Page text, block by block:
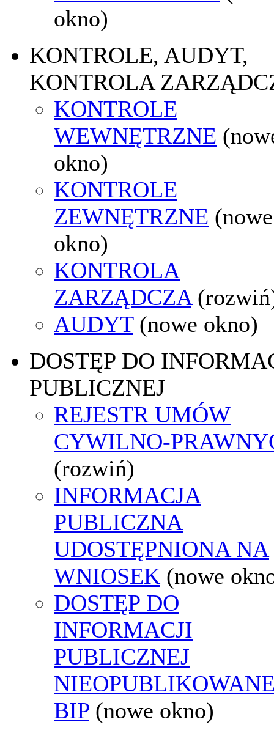
okno)
KONTROLE, AUDYT,
KONTROLA
KONTROLE
WEWNĘTRZNE
okno)
KONTROLE
ZEWNĘTRZNE (nowe
okno)
KONTROLA
ZARZĄDCZA
AUDYT (nowe okno)
DOSTĘP DO
PUBLICZNEJ
REJESTR UMÓW
CYWILNO-
(rozwiń)
INFORMACJA
PUBLICZNA
UDOSTĘPNIONA NA
WNIOSEK (nowe
DOSTĘP DO
INFORMACJI
PUBLICZNEJ
BIP (nowe okno)